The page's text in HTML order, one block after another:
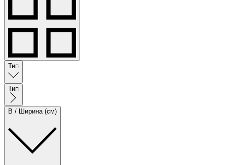
Тип
Тип
B / Ширина (см)